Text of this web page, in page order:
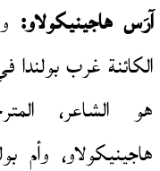
آرَس هاجينيكولاو:
الكائنة غرب
هو الشاعر،
هاجينيكولاو، وأم